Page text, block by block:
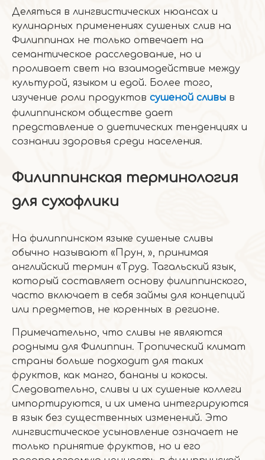
Деляться в лингвистических нюансах и
кулинарных применениях сушеных слив на
Филиппинах не только отвечает на
семантическое расследование, но и
проливает свет на взаимодействие между
культурой, языком и едой. Более того,
изучение роли продуктов сушеной сливы в
филиппинском обществе дает
представление о диетических тенденциях и
сознании здоровья среди населения.
Филиппинская терминология
для сухофлики
На филиппинском языке сушеные сливы
обычно называют «Прун, », принимая
английский термин «Труд. Тагальский язык,
который составляет основу филиппинского,
часто включает в себя займы для концепций
или предметов, не коренных в регионе.
Примечательно, что сливы не являются
родными для Филиппин. Тропический климат
страны больше подходит для таких
фруктов, как манго, бананы и кокосы.
Следовательно, сливы и их сушеные коллеги
импортируются, и их имена интегрируются
в язык без существенных изменений. Это
лингвистическое усыновление означает не
только принятие фруктов, но и его